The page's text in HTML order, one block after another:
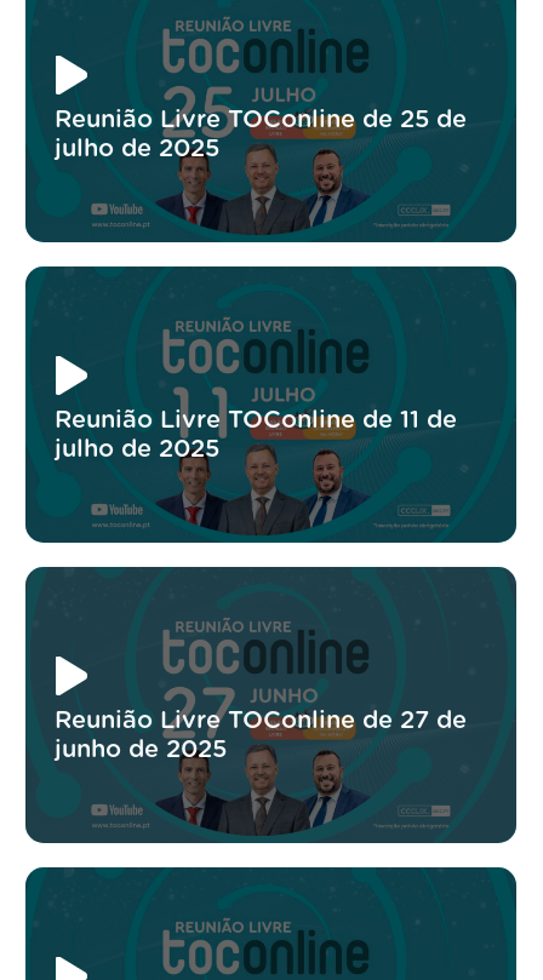
Reunião Livre TOConline de 25 de
julho de 2025
Reunião Livre TOConline de 11 de
julho de 2025
Reunião Livre TOConline de 27 de
junho de 2025